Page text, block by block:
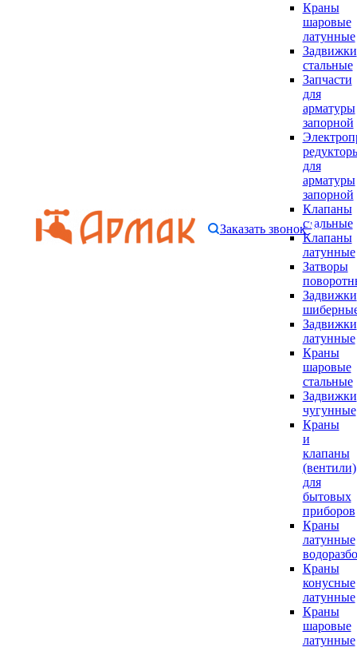
Краны
шаровые
латунные
Задвижки
стальные
Запчасти
для
арматуры
запорной
для
арматуры
запорной
Клапаны
стальные
Клапаны
латунные
Затворы
Задвижки
Задвижки
латунные
Краны
шаровые
стальные
Задвижки
чугунные
Краны
и
клапаны
(вентили)
для
бытовых
приборов
Краны
латунные
Краны
конусные
латунные
Краны
шаровые
латунные
Заказать звонок